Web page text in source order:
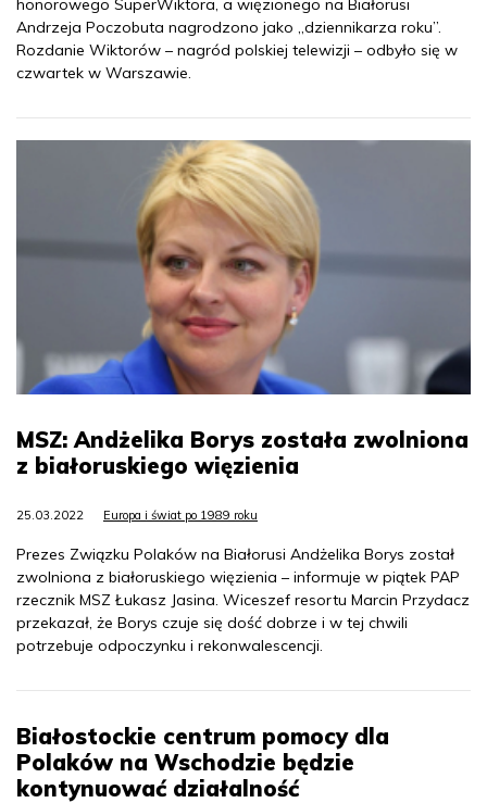
honorowego SuperWiktora, a więzionego na Białorusi
Andrzeja Poczobuta nagrodzono jako „dziennikarza roku”.
Rozdanie Wiktorów – nagród polskiej telewizji – odbyło się w
czwartek w Warszawie.
MSZ: Andżelika Borys została zwolniona
z białoruskiego więzienia
25.03.2022 Europa i świat po 1989 roku
Prezes Związku Polaków na Białorusi Andżelika Borys został
zwolniona z białoruskiego więzienia – informuje w piątek PAP
rzecznik MSZ Łukasz Jasina. Wiceszef resortu Marcin Przydacz
przekazał, że Borys czuje się dość dobrze i w tej chwili
potrzebuje odpoczynku i rekonwalescencji.
Białostockie centrum pomocy dla
Polaków na Wschodzie będzie
kontynuować działalność